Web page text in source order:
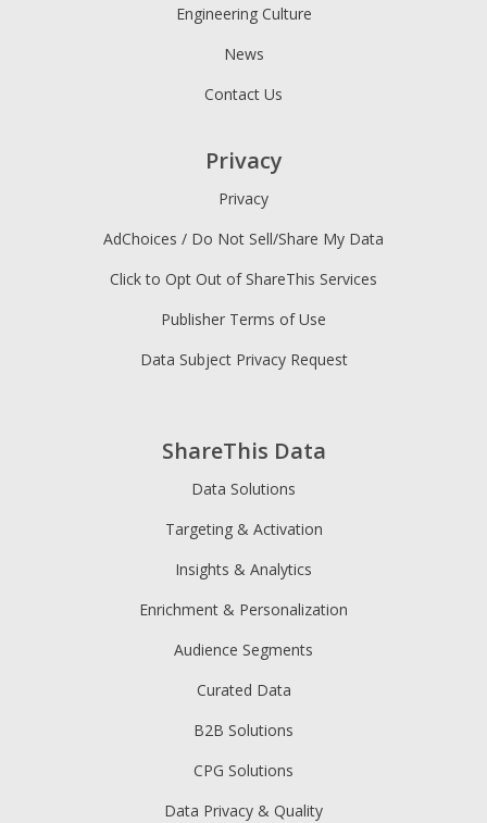
ShareThis Data
Data Solutions
Targeting & Activation
Insights & Analytics
Enrichment & Personalization
Audience Segments
Curated Data
B2B Solutions
CPG Solutions
Data Privacy & Quality
Engineering Culture
News
Contact Us
Privacy
Privacy
AdChoices / Do Not Sell/Share My Data
Click to Opt Out of ShareThis Services
Publisher Terms of Use
Data Subject Privacy Request